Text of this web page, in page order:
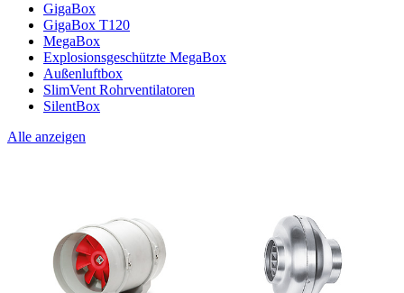
GigaBox
GigaBox T120
MegaBox
Explosionsgeschützte MegaBox
Außenluftbox
SlimVent Rohrventilatoren
SilentBox
Alle anzeigen